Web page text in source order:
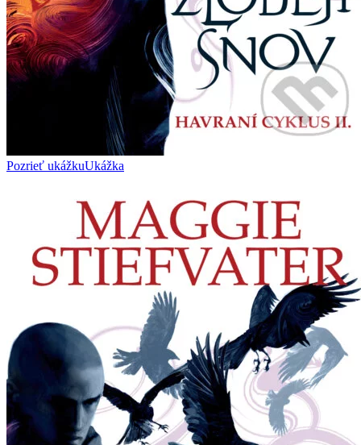
Pozrieť ukážkuUkážka